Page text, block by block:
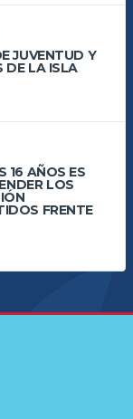
JUVENTUD Y
DE LA ISLA
16 AÑOS ES
LOS
FRENTE